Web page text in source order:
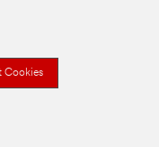
Cookies